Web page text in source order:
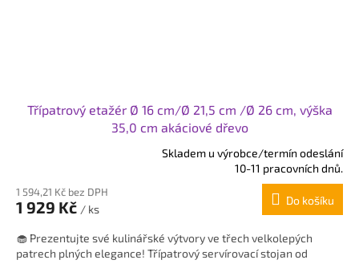
Třípatrový etažér Ø 16 cm/Ø 21,5 cm /Ø 26 cm, výška
35,0 cm akáciové dřevo
produktu
je
z
5
Skladem u výrobce/termín odeslání
10-11 pracovních dnů.
1 594,21 Kč bez DPH
1 929 Kč / ks
Do košíku
🧁 Prezentujte své kulinářské výtvory ve třech velkolepých
patrech plných elegance! Třípatrový servírovací stojan od